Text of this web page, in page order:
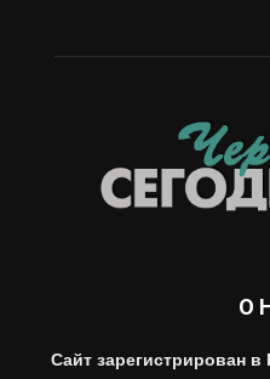
О
Сайт зарегистрирован в